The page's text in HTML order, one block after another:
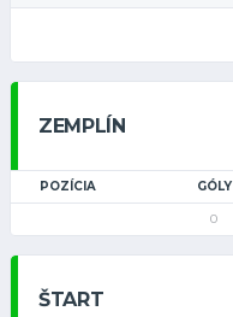
ZEMPLÍN
POZÍCIA GÓLY
0
ŠTART